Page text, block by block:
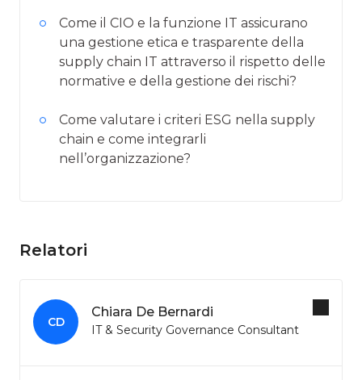
Come il CIO e la funzione IT assicurano
una gestione etica e trasparente della
supply chain IT attraverso il rispetto delle
normative e della gestione dei rischi?
Come valutare i criteri ESG nella supply
chain e come integrarli
nell’organizzazione?
Relatori
CD
Chiara De Bernardi
IT & Security Governance Consultant